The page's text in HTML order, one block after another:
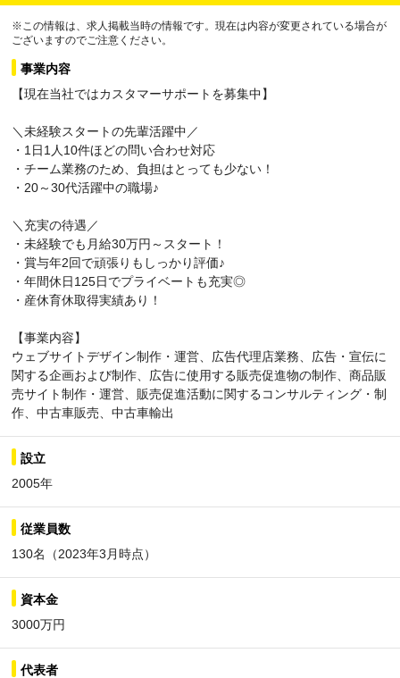
※この情報は、求人掲載当時の情報です。現在は内容が変更されている場合が
ございますのでご注意ください。
事業内容
【現在当社ではカスタマーサポートを募集中】
＼未経験スタートの先輩活躍中／
・1日1人10件ほどの問い合わせ対応
・チーム業務のため、負担はとっても少ない！
・20～30代活躍中の職場♪
＼充実の待遇／
・未経験でも月給30万円～スタート！
・賞与年2回で頑張りもしっかり評価♪
・年間休日125日でプライベートも充実◎
・産休育休取得実績あり！
【事業内容】
ウェブサイトデザイン制作・運営、広告代理店業務、広告・宣伝に
関する企画および制作、広告に使用する販売促進物の制作、商品販
売サイト制作・運営、販売促進活動に関するコンサルティング・制
作、中古車販売、中古車輸出
設立
2005年
従業員数
130名（2023年3月時点）
資本金
3000万円
代表者